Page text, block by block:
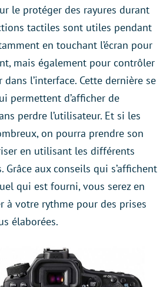
le protéger des rayures durant
tactiles sont utiles pendant
en touchant l’écran pour
mais également pour contrôler
l’interface. Cette dernière se
permettent d’afficher de
perdre l’utilisateur. Et si les
on pourra prendre son
en utilisant les différents
aux conseils qui s’affichent
qui est fourni, vous serez en
à votre rythme pour des prises
élaborées.